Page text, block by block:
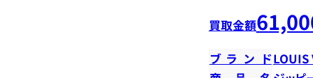
買取金額
ブランドLOUIS